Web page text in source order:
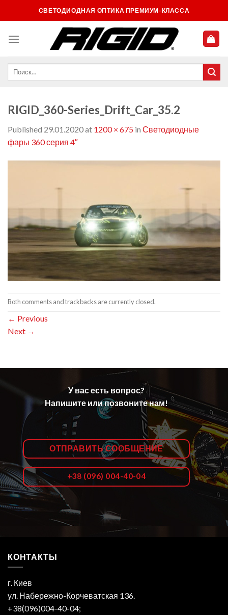
to
СВЕТОДИОДНАЯ ОПТИКА ПРЕМИУМ-КЛАССА
RIGID_360-Series_Drift_Car_35.2
Published 29.01.2020at 1200 × 675 in Светодиодные
фары 360 серия 4″
Both comments and trackbacks are currently closed.
← Previous
Next →
У вас есть вопрос?
Напишите или позвоните нам!
ОТПРАВИТЬ СООБЩЕНИЕ
+38 (096) 004-40-04
КОНТАКТЫ
г. Киев
ул. Набережно-Корчеватская 136.
+38(096)004-40-04;